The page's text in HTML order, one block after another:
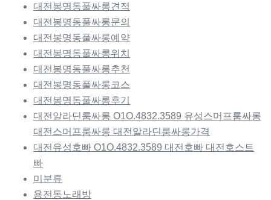
대전봉명동풀싸롱견적
대전봉명동풀싸롱문의
대전봉명동풀싸롱예약
대전봉명동풀싸롱위치
대전봉명동풀싸롱추천
대전봉명동풀싸롱코스
대전봉명동풀싸롱후기
대전알라딘룸싸롱 O1O.4832.3589 유성스머프룸싸롱
대전스머프룸싸롱 대전알라딘룸싸롱가격
대전유성호빠 O1O.4832.3589 대전호빠 대전호스트
빠
미분류
용전동노래방